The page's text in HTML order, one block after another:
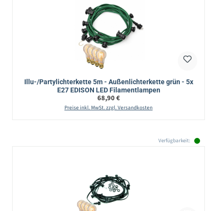
Illu-/Partylichterkette 5m - Außenlichterkette grün - 5x
E27 EDISON LED Filamentlampen
Regulärer Preis:
68,90 €
Preise inkl. MwSt. zzgl. Versandkosten
Verfügbarkeit: